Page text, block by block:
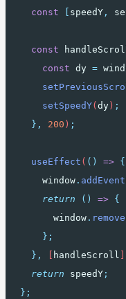
const
speedY,
const
const dy =
setSpeedY( dy) ;
},
200 ) ;
useEffect ( () =>
{
window.
return
() =>
{
window.
};
},
handleScroll
return
speedY;
};